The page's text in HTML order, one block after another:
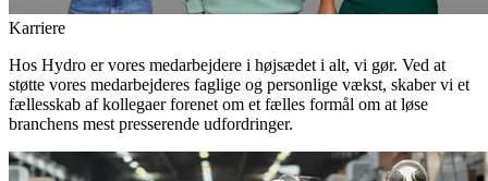
Karriere
Hos Hydro er vores medarbejdere i højsædet i alt, vi gør. Ved at
støtte vores medarbejderes faglige og personlige vækst, skaber vi et
fællesskab af kollegaer forenet om et fælles formål om at løse
branchens mest presserende udfordringer.